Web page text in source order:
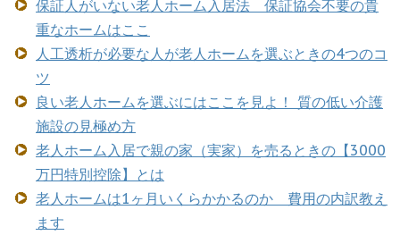
保証人がいない老人ホーム入居法 保証協会不要の貴
重なホームはここ
人工透析が必要な人が老人ホームを選ぶときの4つのコ
ツ
良い老人ホームを選ぶにはここを見よ！ 質の低い介護
施設の見極め方
老人ホーム入居で親の家（実家）を売るときの【3000
万円特別控除】とは
老人ホームは1ヶ月いくらかかるのか 費用の内訳教え
ます